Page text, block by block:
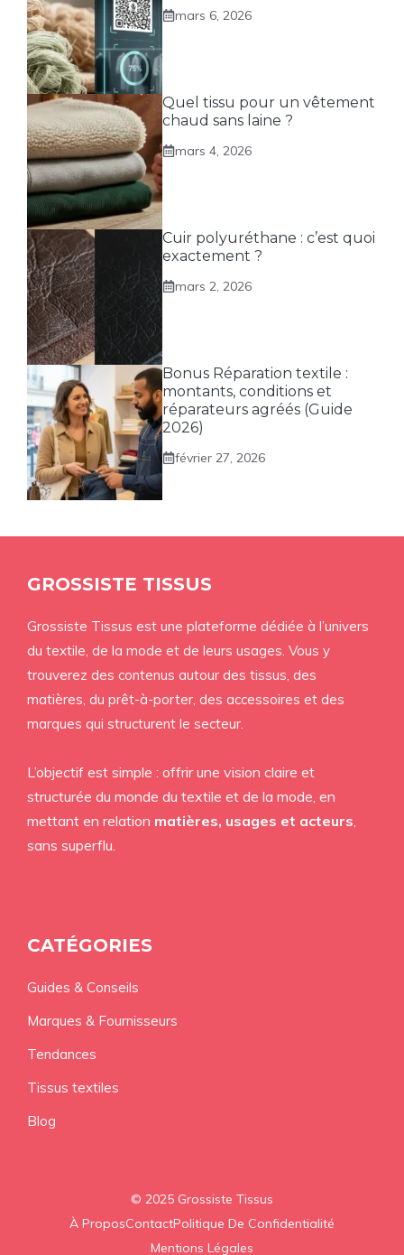
mars 6, 2026
Quel tissu pour un vêtement
chaud sans laine ?
mars 4, 2026
Cuir polyuréthane : c’est quoi
exactement ?
mars 2, 2026
Bonus Réparation textile :
montants, conditions et
réparateurs agréés (Guide
2026)
février 27, 2026
GROSSISTE TISSUS
Grossiste Tissus est une plateforme dédiée à l’univers
du textile, de la mode et de leurs usages. Vous y
trouverez des contenus autour des tissus, des
matières, du prêt-à-porter, des accessoires et des
marques qui structurent le secteur.
L’objectif est simple : offrir une vision claire et
structurée du monde du textile et de la mode, en
mettant en relation matières, usages et acteurs
sans superflu.
CATÉGORIES
Guides & Conseils
Marques & Fournisseurs
Tendances
Tissus textiles
Blog
© 2025 Grossiste Tissus
À ProposContactPolitique De Confidentialité
Mentions Légales